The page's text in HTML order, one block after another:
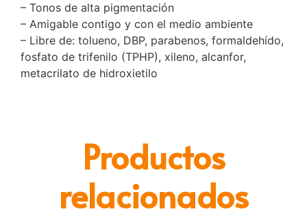
– Tonos de alta pigmentación
– Amigable contigo y con el medio ambiente
– Libre de: tolueno, DBP, parabenos, formaldehído,
fosfato de trifenilo (TPHP), xileno, alcanfor,
metacrilato de hidroxietilo
Productos
relacionados